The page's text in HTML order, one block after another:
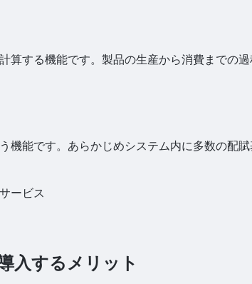
算する機能です。製品の生産から消費までの
機能です。あらかじめシステム内に多数の配
ービス
入するメリット